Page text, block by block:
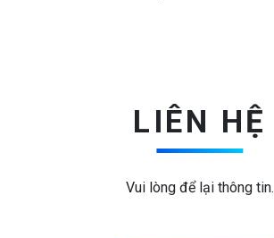
LIÊN HỆ
Vui lòng để lại thông tin.